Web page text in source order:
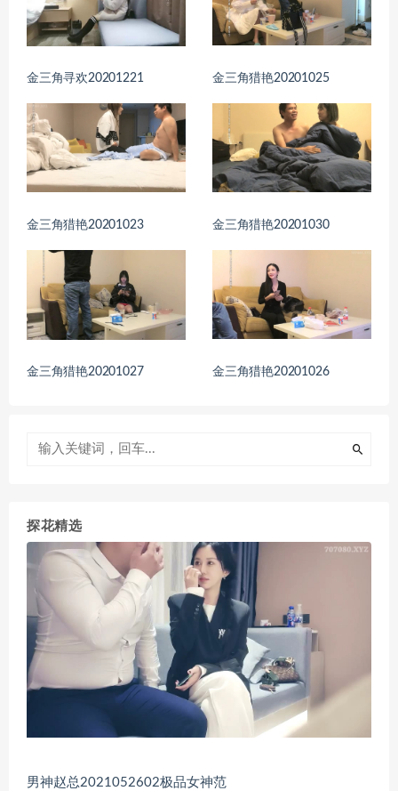
金三角寻欢20201221 金三角猎艳20201025
金三角猎艳20201023 金三角猎艳20201030
金三角猎艳20201027 金三角猎艳20201026
探花精选
男神赵总2021052602极品女神范